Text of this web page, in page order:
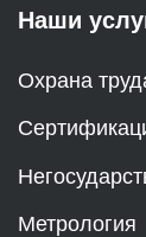
Наши
Охрана
Метрология